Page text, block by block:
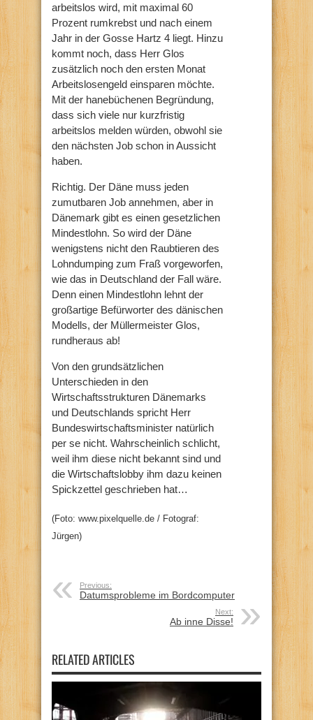
arbeitslos wird, mit maximal 60
Prozent rumkrebst und nach einem
Jahr in der Gosse Hartz 4 liegt. Hinzu
kommt noch, dass Herr Glos
zusätzlich noch den ersten Monat
Arbeitslosengeld einsparen möchte.
Mit der hanebüchenen Begründung,
dass sich viele nur kurzfristig
arbeitslos melden würden, obwohl sie
den nächsten Job schon in Aussicht
haben.
Richtig. Der Däne muss jeden
zumutbaren Job annehmen, aber in
Dänemark gibt es einen gesetzlichen
Mindestlohn. So wird der Däne
wenigstens nicht den Raubtieren des
Lohndumping zum Fraß vorgeworfen,
wie das in Deutschland der Fall wäre.
Denn einen Mindestlohn lehnt der
großartige Befürworter des dänischen
Modells, der Müllermeister Glos,
rundheraus ab!
Von den grundsätzlichen
Unterschieden in den
Wirtschaftsstrukturen Dänemarks
und Deutschlands spricht Herr
Bundeswirtschaftsminister natürlich
per se nicht. Wahrscheinlich schlicht,
weil ihm diese nicht bekannt sind und
die Wirtschaftslobby ihm dazu keinen
Spickzettel geschrieben hat…
(Foto: www.pixelquelle.de / Fotograf:
Jürgen)
Previous:
Datumsprobleme im Bordcomputer
Next:
Ab inne Disse!
RELATED ARTICLES